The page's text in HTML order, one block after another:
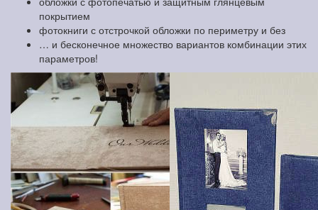
покрытием
фотокниги с отстрочкой обложки по периметру и без
… и бесконечное множество вариантов комбинации этих
параметров!